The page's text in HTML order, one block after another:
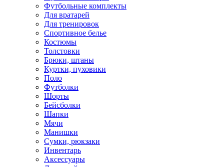
Футбольные комплекты
Для вратарей
Для тренировок
Спортивное белье
Костюмы
Толстовки
Брюки, штаны
Куртки, пуховики
Поло
Футболки
Шорты
Бейсболки
Шапки
Мячи
Манишки
Сумки, рюкзаки
Инвентарь
Аксессуары